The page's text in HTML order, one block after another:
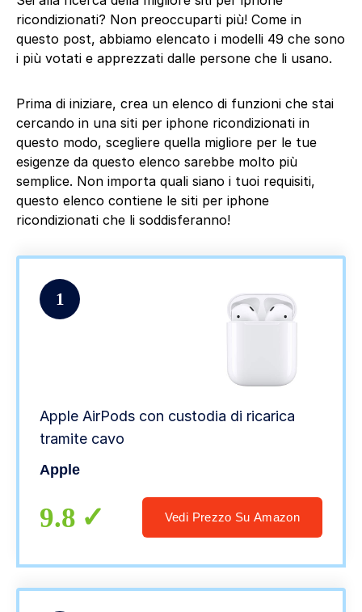
ricondizionati? Non preoccuparti più! Come in
questo post, abbiamo elencato i modelli 49 che sono
i più votati e apprezzati dalle persone che li usano.
Prima di iniziare, crea un elenco di funzioni che stai
cercando in una siti per iphone ricondizionati in
questo modo, scegliere quella migliore per le tue
esigenze da questo elenco sarebbe molto più
semplice. Non importa quali siano i tuoi requisiti,
questo elenco contiene le siti per iphone
ricondizionati che li soddisferanno!
1
Apple AirPods con custodia di ricarica
tramite cavo
Apple
9.8 Vedi Prezzo Su Amazon